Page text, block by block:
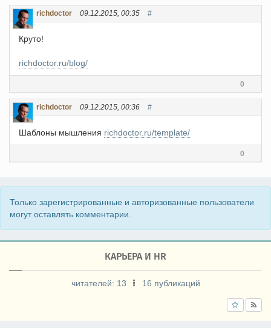
richdoctor 09.12.2015, 00:35 #
Круто!
richdoctor.ru/blog/
0
richdoctor 09.12.2015, 00:36 #
Шаблоны мышления richdoctor.ru/template/
0
Только зарегистрированные и авторизованные пользователи
могут оставлять комментарии.
КАРЬЕРА И HR
читателей: 13 16 публикаций